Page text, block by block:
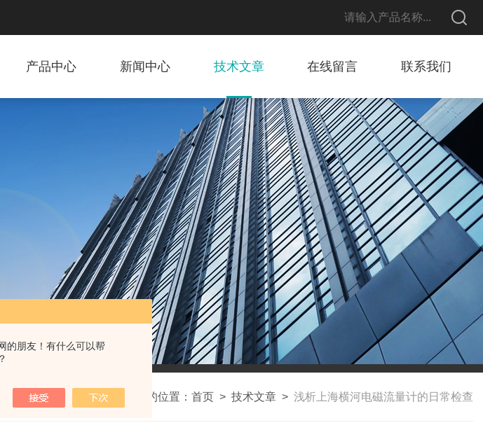
的朋友！有什么可以帮
产品中心 新闻中心 技术文章 在线留言 联系我们
我的位置： 首页 > 技术文章 > 浅析上海横河电磁流量计的日常检查